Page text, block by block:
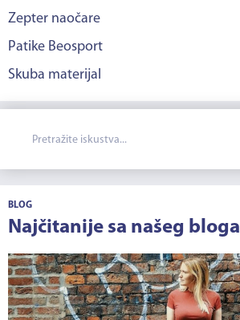
Zepter naočare
Patike Beosport
Skuba materijal
BLOG
Najčitanije sa našeg bloga